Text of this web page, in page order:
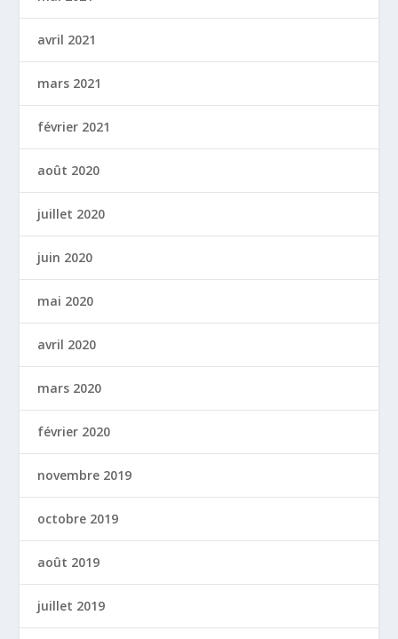
avril 2021
mars 2021
février 2021
août 2020
juillet 2020
juin 2020
mai 2020
avril 2020
mars 2020
février 2020
novembre 2019
octobre 2019
août 2019
juillet 2019